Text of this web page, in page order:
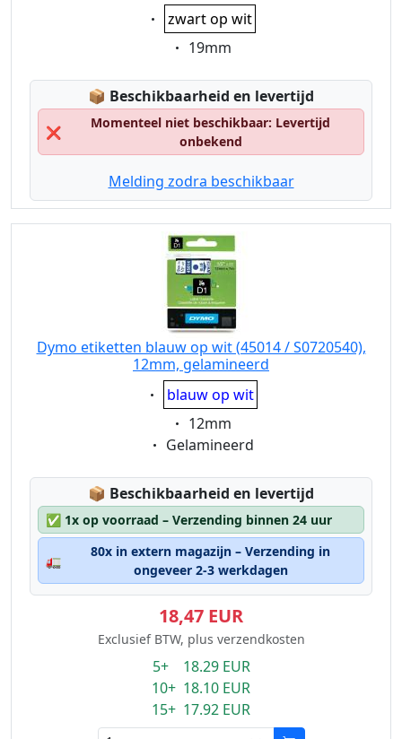
Eigenschaft:
zwart op wit
Eigenschaft:
19mm
📦 Lagerstatus:
Beschikbaarheid en levertijd
❌
Momenteel niet beschikbaar: Levertijd
onbekend
Melding zodra beschikbaar
Dymo etiketten blauw op wit (45014 / S0720540),
12mm, gelamineerd
Eigenschaft:
blauw op wit
Eigenschaft:
12mm
Eigenschaft:
Gelamineerd
📦 Lagerstatus:
Beschikbaarheid en levertijd
✅ 1x op voorraad – Verzending binnen 24 uur
🚛
80x in extern magazijn – Verzending in
ongeveer 2-3 werkdagen
18,47 EUR
Exclusief BTW, plus verzendkosten
5+ 18.29 EUR
10+ 18.10 EUR
15+ 17.92 EUR